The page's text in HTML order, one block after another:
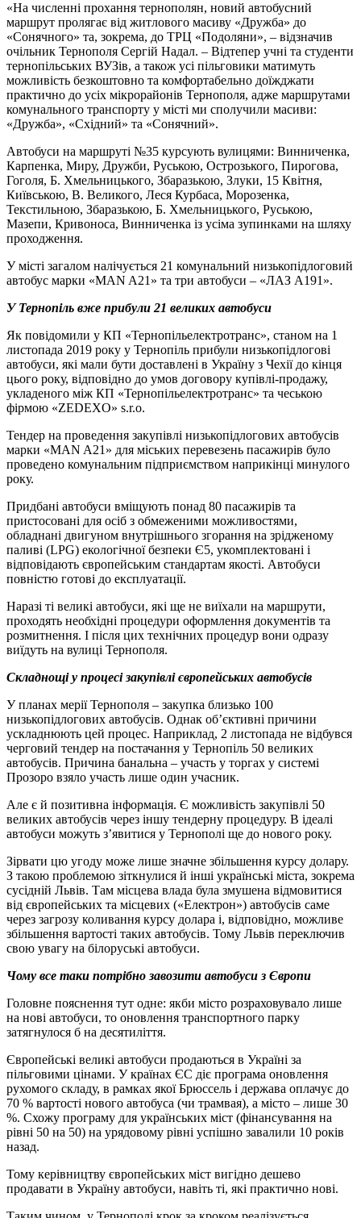
«На численні прохання тернополян, новий автобусний
маршрут пролягає від житлового масиву «Дружба» до
«Сонячного» та, зокрема, до ТРЦ «Подоляни», – відзначив
очільник Тернополя Сергій Надал. – Відтепер учні та студенти
тернопільських ВУЗів, а також усі пільговики матимуть
можливість безкоштовно та комфортабельно доїжджати
практично до усіх мікрорайонів Тернополя, адже маршрутами
комунального транспорту у місті ми сполучили масиви:
«Дружба», «Східний» та «Сонячний».
Автобуси на маршруті №35 курсують вулицями: Винниченка,
Карпенка, Миру, Дружби, Руською, Острозького, Пирогова,
Гоголя, Б. Хмельницького, Збаразькою, Злуки, 15 Квітня,
Київською, В. Великого, Леся Курбаса, Морозенка,
Текстильною, Збаразькою, Б. Хмельницького, Руською,
Мазепи, Кривоноса, Винниченка із усіма зупинками на шляху
проходження.
У місті загалом налічується 21 комунальний низькопідлоговий
автобус марки «MAN A21» та три автобуси – «ЛАЗ А191».
У Тернопіль вже прибули 21 великих автобуси
Як повідомили у КП «Тернопільелектротранс», станом на 1
листопада 2019 року у Тернопіль прибули низькопідлогові
автобуси, які мали бути доставлені в Україну з Чехії до кінця
цього року, відповідно до умов договору купівлі-продажу,
укладеного між КП «Тернопільелектротранс» та чеською
фірмою «ZEDEXO» s.r.o.
Тендер на проведення закупівлі низькопідлогових автобусів
марки «MAN A21» для міських перевезень пасажирів було
проведено комунальним підприємством наприкінці минулого
року.
Придбані автобуси вміщують понад 80 пасажирів та
пристосовані для осіб з обмеженими можливостями,
обладнані двигуном внутрішнього згорання на зрідженому
паливі (LPG) екологічної безпеки Є5, укомплектовані і
відповідають європейським стандартам якості. Автобуси
повністю готові до експлуатації.
Наразі ті великі автобуси, які ще не виїхали на маршрути,
проходять необхідні процедури оформлення документів та
розмитнення. І після цих технічних процедур вони одразу
виїдуть на вулиці Тернополя.
Складнощі у процесі закупівлі європейських автобусів
У планах мерії Тернополя – закупка близько 100
низькопідлогових автобусів. Однак об’єктивні причини
ускладнюють цей процес. Наприклад, 2 листопада не відбувся
черговий тендер на постачання у Тернопіль 50 великих
автобусів. Причина банальна – участь у торгах у системі
Прозоро взяло участь лише один учасник.
Але є й позитивна інформація. Є можливість закупівлі 50
великих автобусів через іншу тендерну процедуру. В ідеалі
автобуси можуть з’явитися у Тернополі ще до нового року.
Зірвати цю угоду може лише значне збільшення курсу долару.
З такою проблемою зіткнулися й інші українські міста, зокрема
сусідній Львів. Там місцева влада була змушена відмовитися
від європейських та місцевих («Електрон») автобусів саме
через загрозу коливання курсу долара і, відповідно, можливе
збільшення вартості таких автобусів. Тому Львів переключив
свою увагу на білоруські автобуси.
Чому все таки потрібно завозити автобуси з Європи
Головне пояснення тут одне: якби місто розраховувало лише
на нові автобуси, то оновлення транспортного парку
затягнулося б на десятиліття.
Європейські великі автобуси продаються в Україні за
пільговими цінами. У країнах ЄС діє програма оновлення
рухомого складу, в рамках якої Брюссель і держава оплачує до
70 % вартості нового автобуса (чи трамвая), а місто – лише 30
%. Схожу програму для українських міст (фінансування на
рівні 50 на 50) на урядовому рівні успішно завалили 10 років
назад.
Тому керівництву європейських міст вигідно дешево
продавати в Україну автобуси, навіть ті, які практично нові.